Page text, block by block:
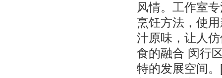
风情。工作室
烹饪方法，使
汁原味，让人
食的融合 闵行
特的发展空间